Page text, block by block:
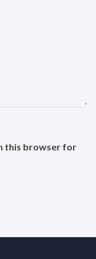
this browser for